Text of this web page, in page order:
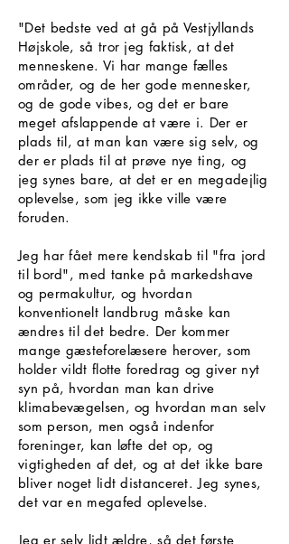
"Det bedste ved at gå på Vestjyllands
Højskole, så tror jeg faktisk, at det
menneskene. Vi har mange fælles
områder, og de her gode mennesker,
og de gode vibes, og det er bare
meget afslappende at være i. Der er
plads til, at man kan være sig selv, og
der er plads til at prøve nye ting, og
jeg synes bare, at det er en megadejlig
oplevelse, som jeg ikke ville være
foruden.
Jeg har fået mere kendskab til "fra jord
til bord", med tanke på markedshave
og permakultur, og hvordan
konventionelt landbrug måske kan
ændres til det bedre. Der kommer
mange gæsteforelæsere herover, som
holder vildt flotte foredrag og giver nyt
syn på, hvordan man kan drive
klimabevægelsen, og hvordan man selv
som person, men også indenfor
foreninger, kan løfte det op, og
vigtigheden af det, og at det ikke bare
bliver noget lidt distanceret. Jeg synes,
det var en megafed oplevelse.
Jeg er selv lidt ældre, så det første